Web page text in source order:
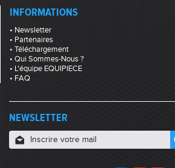
INFORMATIONS
• Newsletter
• Partenaires
• Téléchargement
• Qui Sommes-Nous ?
• L'équipe EQUIPIECE
• FAQ
NEWSLETTER